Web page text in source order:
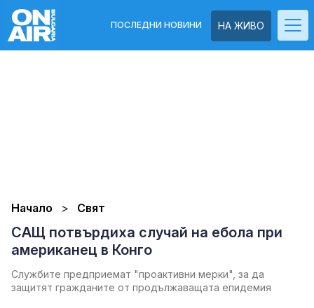
НА ЖИВО
ПОСЛЕДНИ НОВИНИ
Начало Свят
САЩ потвърдиха случай на ебола при
американец в Конго
Службите предприемат "проактивни мерки", за да
защитят гражданите от продължаващата епидемия